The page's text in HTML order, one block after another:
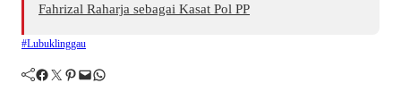
Fahrizal Raharja sebagai Kasat Pol PP
#Lubuklinggau
Facebook Twitter Pinterest Mail WhatsApp